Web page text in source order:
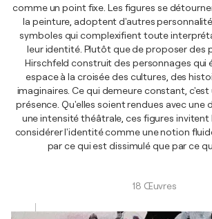
comme un point fixe. Les figures se
la peinture, adoptent d'autres
symboles qui complexifient toute
leur identité. Plutôt que de proposer des
Hirschfeld construit des personnages qui
espace à la croisée des cultures, des
imaginaires. Ce qui demeure constant,
présence. Qu'elles soient rendues avec une
une intensité théâtrale, ces figures invitent
considérer l'identité comme une notion
par ce qui est dissimulé que par ce
18 Œuvres